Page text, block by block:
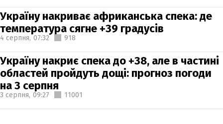
Україну накриває африканська спека: де
температура сягне +39 градусів
4 серпня, 07:32 918
Україну накриє спека до +38, але в частині
областей пройдуть дощі: прогноз погоди
на 3 серпня
3 серпня, 09:27 11001